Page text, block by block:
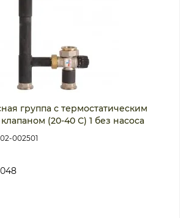
группа с термостатическим
(20-40 С) 1 без насоса
002501